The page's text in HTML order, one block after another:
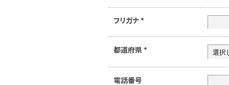
フリガナ *
都道府県 *
電話番号